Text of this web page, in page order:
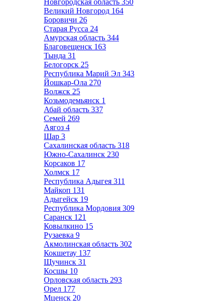
Новгородская область 350
Великий Новгород 164
Боровичи 26
Старая Русса 24
Амурская область 344
Благовещенск 163
Тында 31
Белогорск 25
Республика Марий Эл 343
Йошкар-Ола 270
Волжск 25
Козьмодемьянск 1
Абай область 337
Семей 269
Аягоз 4
Шар 3
Сахалинская область 318
Южно-Сахалинск 230
Корсаков 17
Холмск 17
Республика Адыгея 311
Майкоп 131
Адыгейск 19
Республика Мордовия 309
Саранск 121
Ковылкино 15
Рузаевка 9
Акмолинская область 302
Кокшетау 137
Щучинск 31
Косшы 10
Орловская область 293
Орел 177
Мценск 20